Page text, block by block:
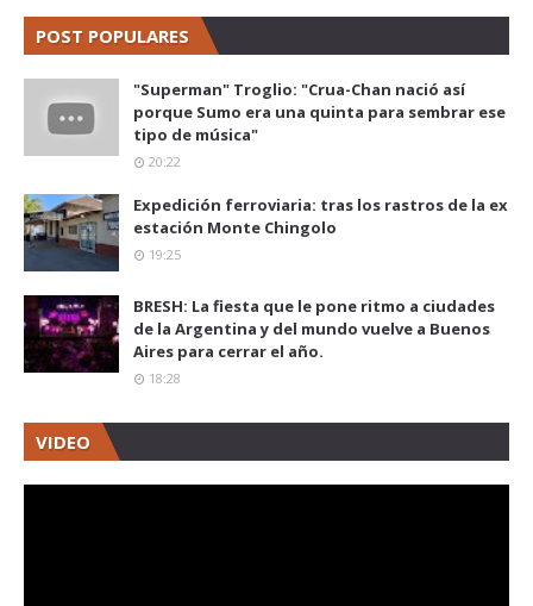
POST POPULARES
"Superman" Troglio: "Crua-Chan nació así
porque Sumo era una quinta para sembrar ese
tipo de música"
20:22
Expedición ferroviaria: tras los rastros de la ex
estación Monte Chingolo
19:25
BRESH: La fiesta que le pone ritmo a ciudades
de la Argentina y del mundo vuelve a Buenos
Aires para cerrar el año.
18:28
VIDEO